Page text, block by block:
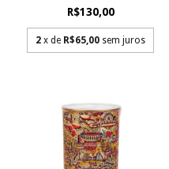
R$130,00
2 x de R$65,00 sem juros